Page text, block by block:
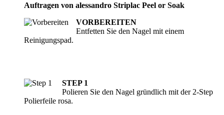
Auftragen von alessandro Striplac Peel or Soak
VORBEREITEN
Entfetten Sie den Nagel mit einem
Reinigungspad.
STEP 1
Polieren Sie den Nagel gründlich mit der 2-Step
Polierfeile rosa.